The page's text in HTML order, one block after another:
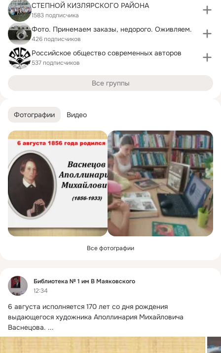
Фотографии Видео
Все фотографии
Фид
Библиотека № 1 им В Маяковского
12:34
6 августа исполняется 170 лет со дня рождения
выдающегося художника Аполлинария Михайловича
Васнецова. ...
СТЕПНОЙ КИЗЛЯРСКОГО РАЙОНА
1583 подписчика
Фото. Принемаем заказы, недорого. Оживляем.
426 подписчиков
Российское общество современных авторов
537 подписчиков
Все группы